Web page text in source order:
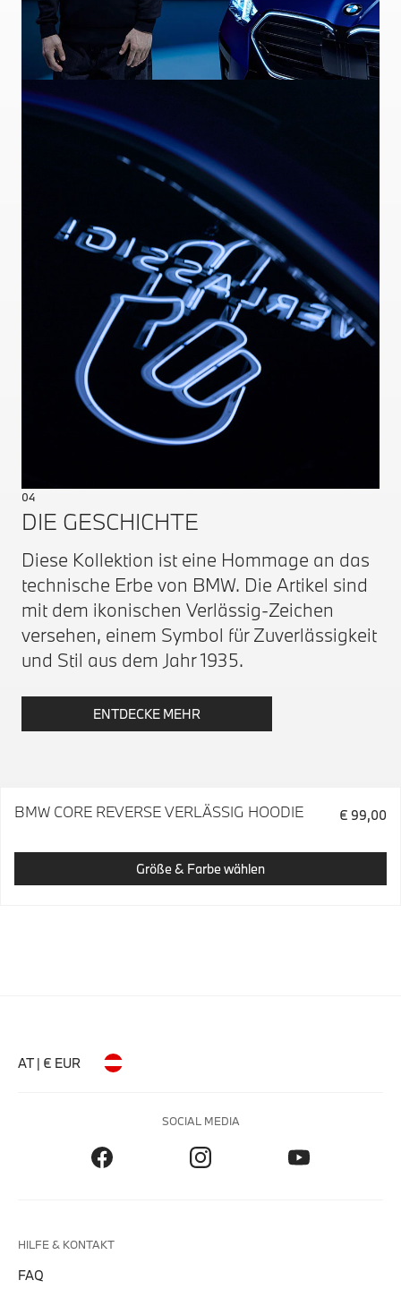
04
DIE GESCHICHTE
Diese Kollektion ist eine Hommage an das
technische Erbe von BMW. Die Artikel sind
mit dem ikonischen Verlässig-Zeichen
versehen, einem Symbol für Zuverlässigkeit
und Stil aus dem Jahr 1935.
ENTDECKE MEHR
BMW CORE REVERSE VERLÄSSIG HOODIE € 99,00
Größe & Farbe wählen
AT | € EUR
SOCIAL MEDIA
HILFE & KONTAKT
FAQ